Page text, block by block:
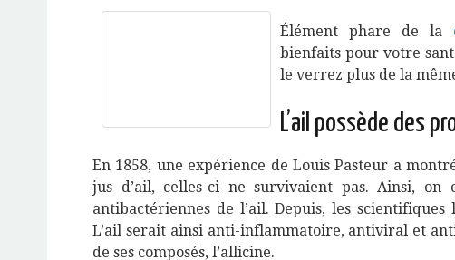
Élément phare de la
bienfaits pour votre
le verrez plus de la
L’ail possède des
En 1858, une expérience de Louis Pasteur a
jus d’ail, celles-ci ne survivaient pas. Ainsi,
antibactériennes de l’ail. Depuis, les
L’ail serait ainsi anti-inflammatoire, antiviral et
de ses composés, l’allicine.